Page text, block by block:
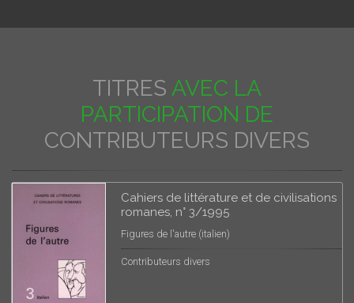
TITRES AVEC LA
PARTICIPATION DE
CONTRIBUTEURS DIVERS
Cahiers de littérature et de civilisations
romanes, n° 3/1995
Figures de l'autre (italien)
Contributeurs divers